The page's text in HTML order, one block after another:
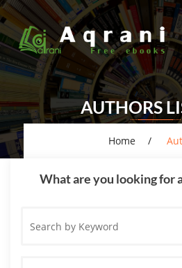
AUTHORS
Home
What are you looking for
by